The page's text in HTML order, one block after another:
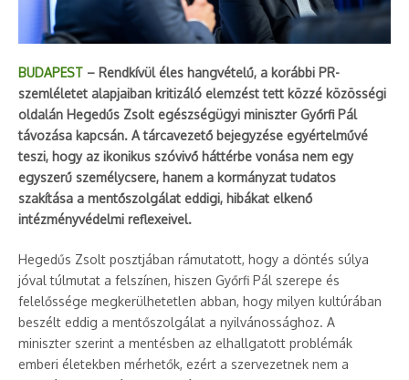
BUDAPEST – Rendkívül éles hangvételű, a korábbi PR-
szemléletet alapjaiban kritizáló elemzést tett közzé közösségi
oldalán Hegedűs Zsolt egészségügyi miniszter Győrfi Pál
távozása kapcsán. A tárcavezető bejegyzése egyértelművé
teszi, hogy az ikonikus szóvivő háttérbe vonása nem egy
egyszerű személycsere, hanem a kormányzat tudatos
szakítása a mentőszolgálat eddigi, hibákat elkenő
intézményvédelmi reflexeivel.
Hegedűs Zsolt posztjában rámutatott, hogy a döntés súlya
jóval túlmutat a felszínen, hiszen Győrfi Pál szerepe és
felelőssége megkerülhetetlen abban, hogy milyen kultúrában
beszélt eddig a mentőszolgálat a nyilvánossághoz. A
miniszter szerint a mentésben az elhallgatott problémák
emberi életekben mérhetők, ezért a szervezetnek nem a